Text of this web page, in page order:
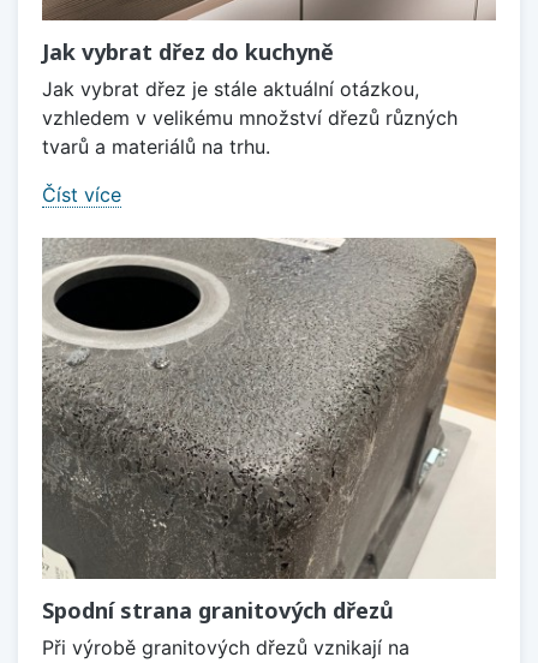
Jak vybrat dřez do kuchyně
Jak vybrat dřez je stále aktuální otázkou,
vzhledem v velikému množství dřezů různých
tvarů a materiálů na trhu.
Číst více
Spodní strana granitových dřezů
Při výrobě granitových dřezů vznikají na